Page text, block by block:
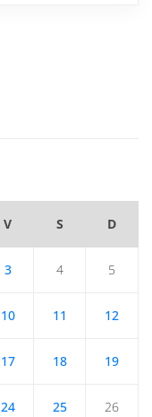
V S D
3 4 5
10 11 12
17 18 19
24 25 26